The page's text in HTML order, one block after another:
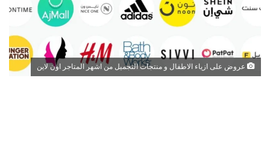
عروض على ازياء الاطفال و منتجات التجميل من اشهر المتاجر اون لاين